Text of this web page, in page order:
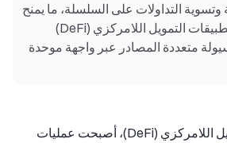
وتسوية التداولات على السلسلة، ما يمنح
المحافظ، وDEXs، وتطبيقات التمويل اللامركزي (DeFi)
متعددة المصادر عبر واجهة موحدة
مع تطور منظومة التمويل اللامركزي (DeFi)، أصبحت عمليات